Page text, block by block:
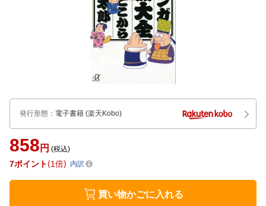
発行形態 ： 電子書籍 (楽天Kobo)
858 円 (税込)
7ポイント 1倍 内訳
買い物かごに入れる